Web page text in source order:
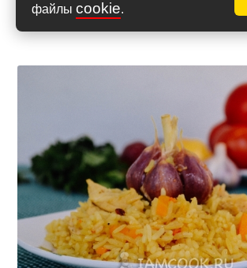
файлы cookie.